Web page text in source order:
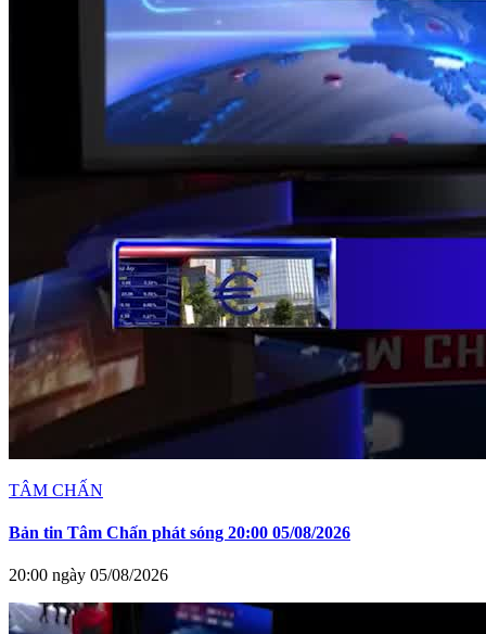
TÂM CHẤN
Bản tin Tâm Chấn phát sóng 20:00 05/08/2026
20:00 ngày 05/08/2026